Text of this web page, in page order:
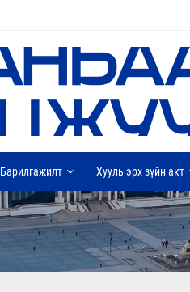
Барилгажилт Хууль эрх зүйн акт